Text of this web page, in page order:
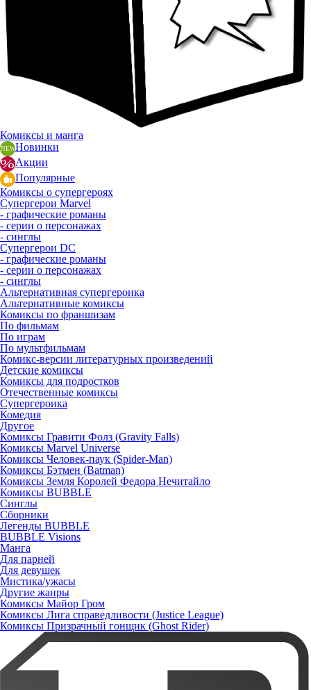
Комиксы и манга
Новинки
Акции
Популярные
Комиксы о супергероях
Супергерои Marvel
- графические романы
- серии о персонажах
- синглы
Супергерои DC
- графические романы
- серии о персонажах
- синглы
Альтернативная супергероика
Альтернативные комиксы
Комиксы по франшизам
По фильмам
По играм
По мультфильмам
Комикс-версии литературных произведений
Детские комиксы
Комиксы для подростков
Отечественные комиксы
Супергероика
Комедия
Другое
Комиксы Гравити Фолз (Gravity Falls)
Комиксы Marvel Universe
Комиксы Человек-паук (Spider-Man)
Комиксы Бэтмен (Batman)
Комиксы Земля Королей Федора Нечитайло
Комиксы BUBBLE
Синглы
Сборники
Легенды BUBBLE
BUBBLE Visions
Манга
Для парней
Для девушек
Мистика/ужасы
Другие жанры
Комиксы Майор Гром
Комиксы Лига справедливости (Justice League)
Комиксы Призрачный гонщик (Ghost Rider)